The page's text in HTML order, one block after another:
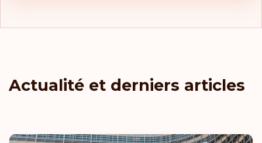
Actualité et derniers articles